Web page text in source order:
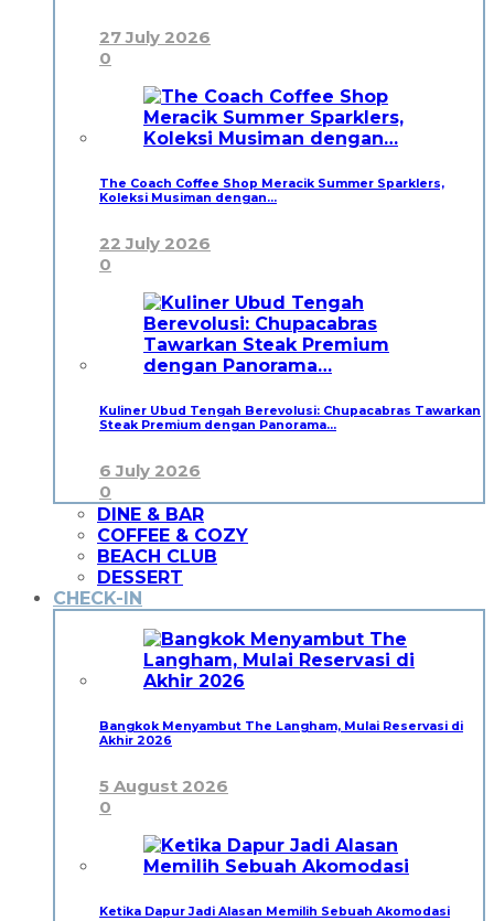
27 July 2026
0
The Coach Coffee Shop Meracik Summer Sparklers,
Koleksi Musiman dengan…
22 July 2026
0
Kuliner Ubud Tengah Berevolusi: Chupacabras Tawarkan
Steak Premium dengan Panorama…
6 July 2026
0
DINE & BAR
COFFEE & COZY
BEACH CLUB
DESSERT
CHECK-IN
Bangkok Menyambut The Langham, Mulai Reservasi di
Akhir 2026
5 August 2026
0
Ketika Dapur Jadi Alasan Memilih Sebuah Akomodasi